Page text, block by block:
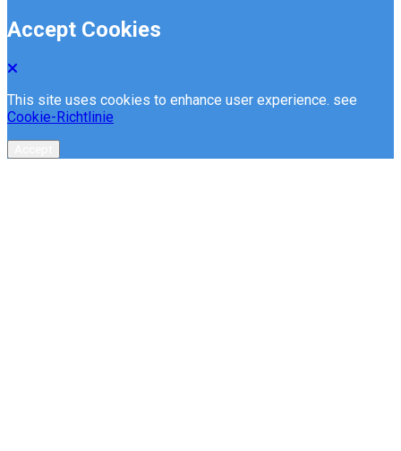
Accept Cookies
This site uses cookies to enhance user experience. see
Cookie-Richtlinie